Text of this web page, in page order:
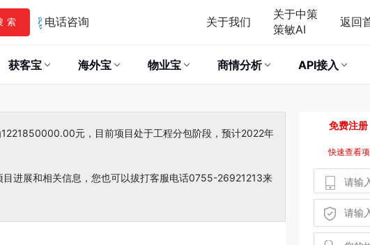
索 电话咨询 关于我们
关于中策
策敏AI
返回
获客宝 海外宝 物业宝 商情分析 API接入
元，目前项目处于工程分包阶段，预计2022年
进展和相关信息，您也可以拔打客服电话0755-26921213来
免费注册
快速查看